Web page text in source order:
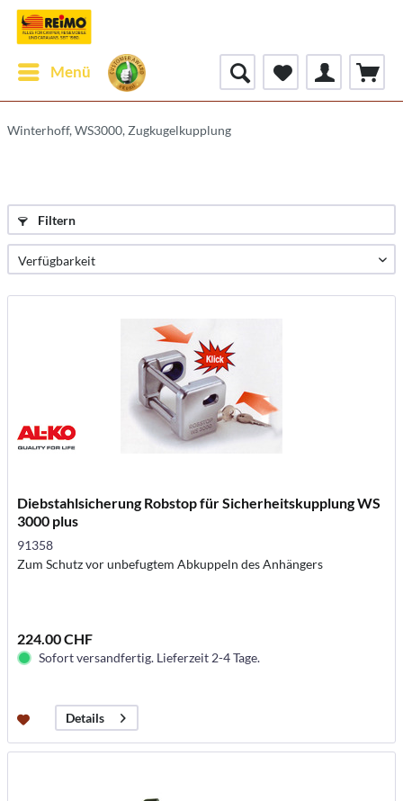
Menü
Winterhoff, WS3000, Zugkugelkupplung
Filtern
Diebstahlsicherung Robstop für Sicherheitskupplung WS
3000 plus
91358
Zum Schutz vor unbefugtem Abkuppeln des Anhängers
224.00 CHF
Sofort versandfertig. Lieferzeit 2-4 Tage.
Details